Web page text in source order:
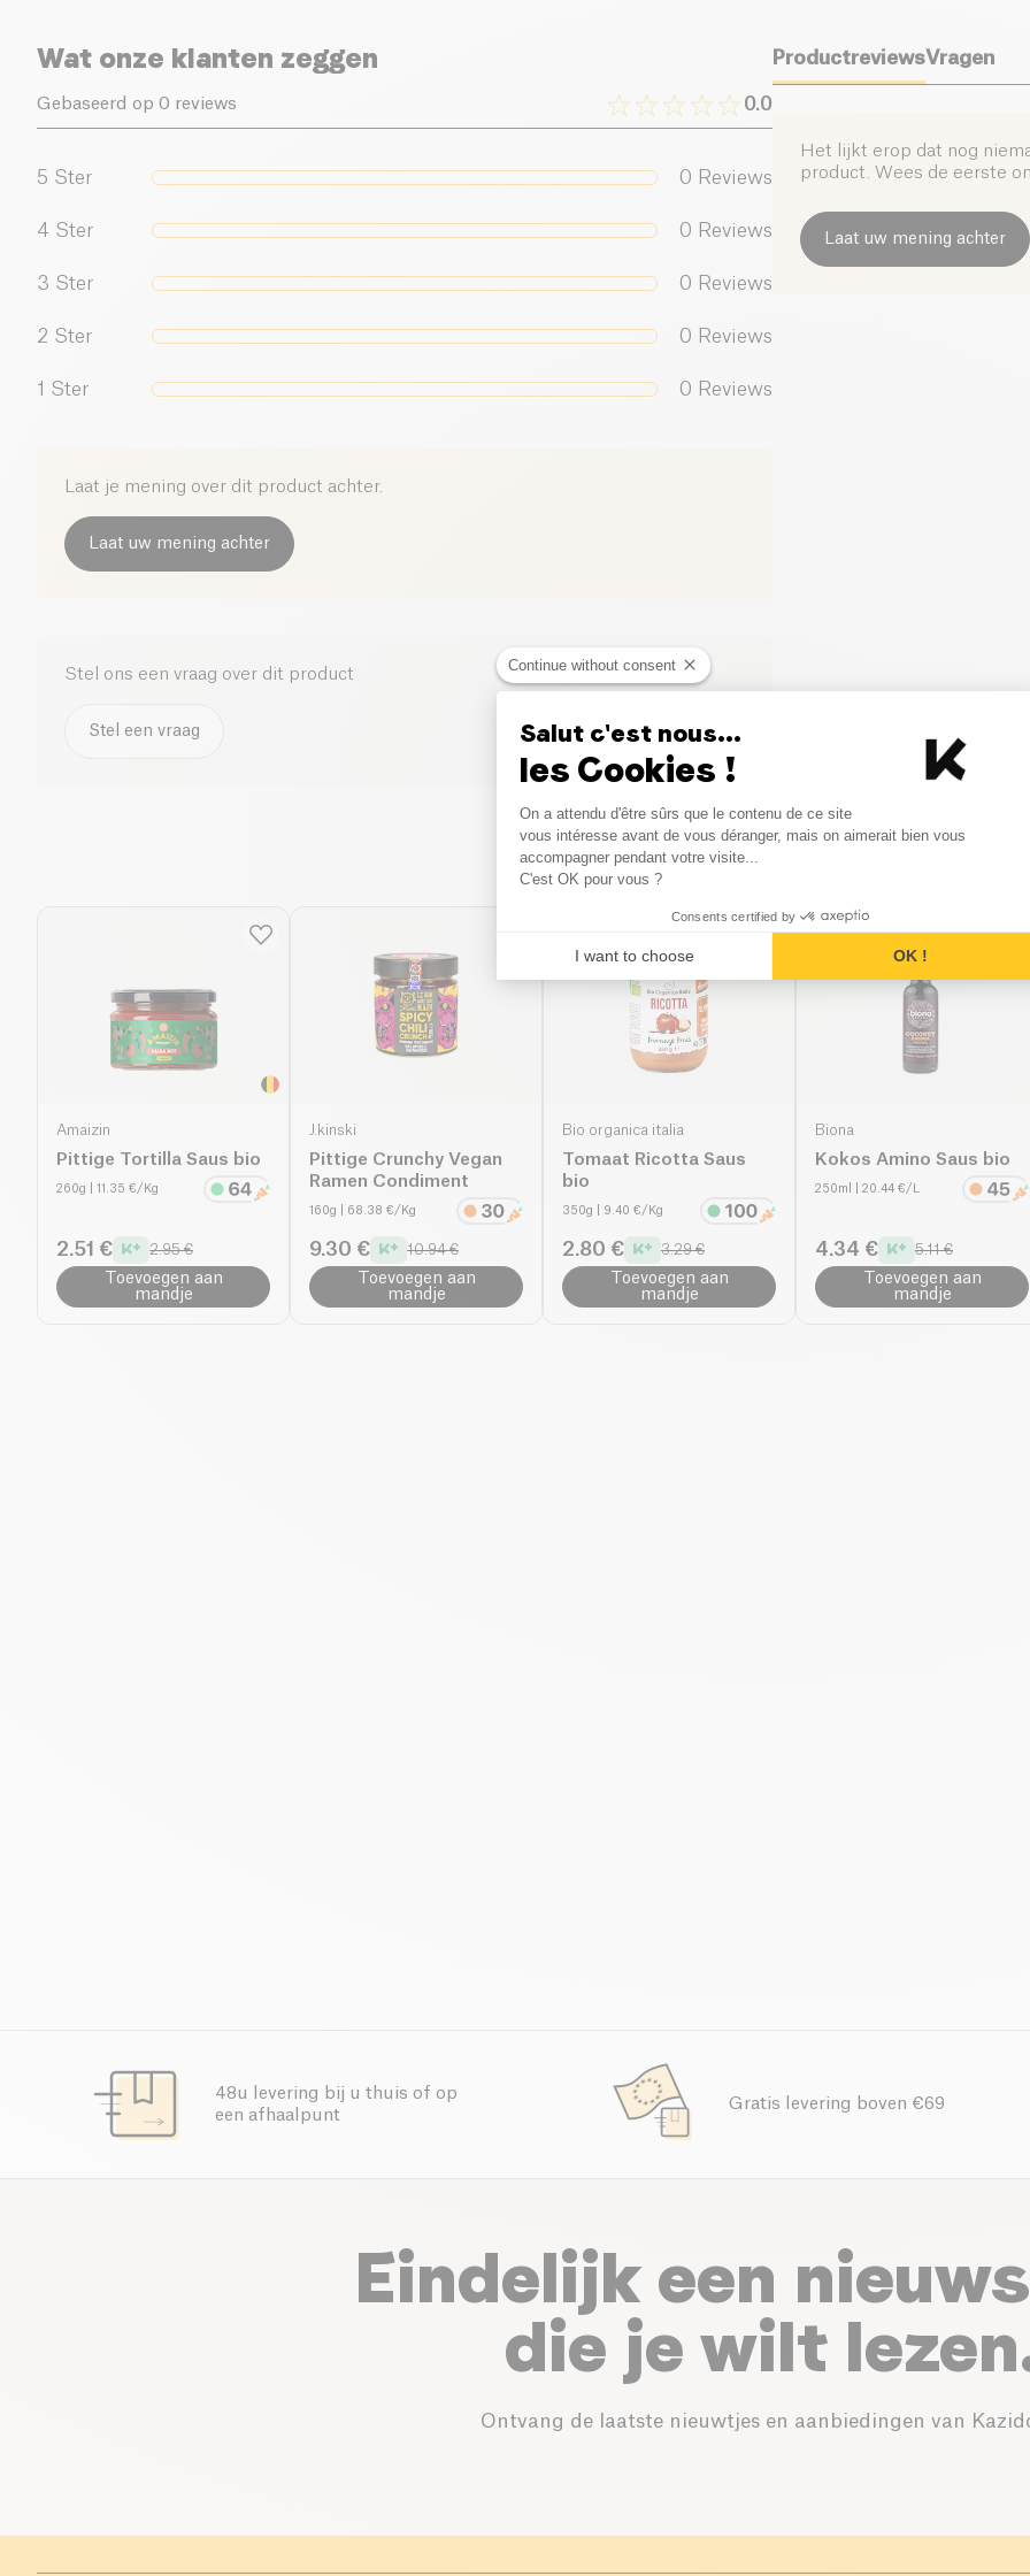
Verpakt in een
Voor liefhebbers
keuken binnen
Zout (g)
Wat onze klanten zeggen
Gebaseerd op 0 reviews 0.0
5 Ster 0 Reviews
4 Ster 0 Reviews
3 Ster 0 Reviews
2 Ster 0 Reviews
1 Ster 0 Reviews
Laat je mening over dit product achter.
Laat uw mening achter
Stel ons een vraag over dit product
Stel een vraag
ProductreviewsVragen
Het lijkt erop dat nog
product. Wees de eerste
Laat uw mening achter
Vergelijkbare producten
Amaizin
Pittige Tortilla Saus bio
260g | 11.35 €/Kg
2.51 € 2.95 €
Toevoegen aan
mandje
J.kinski
Pittige Crunchy Vegan
Ramen Condiment
160g | 68.38 €/Kg
9.30 € 10.94 €
Toevoegen aan
mandje
Bio organica italia
Tomaat Ricotta Saus
bio
350g | 9.40 €/Kg
2.80 € 3.29 €
Toevoegen aan
mandje
Biona
Kokos Amino Saus bio
250ml | 20.44 €/L
4.34 € 5.11 €
Toevoegen aan
mandje
48u levering bij u thuis of op
een afhaalpunt
Gratis levering boven €69
Eindelijk een
die je wilt
Ontvang de laatste nieuwtjes en aanbiedingen van
Continue without consent
Salut c'est nous...
les Cookies !
Consent Management
On a attendu d'être sûrs que le contenu de ce site
vous intéresse avant de vous déranger, mais on aimerait bien vous
accompagner pendant votre visite...
C'est OK pour vous ?
Consents certified by
I want to choose OK !
Axeptio consent